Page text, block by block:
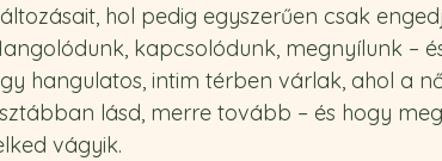
hol pedig egyszerűen csak
kapcsolódunk, megnyílunk –
hangulatos, intim térben várlak, ahol a
lásd, merre tovább – és hogy
vágyik.